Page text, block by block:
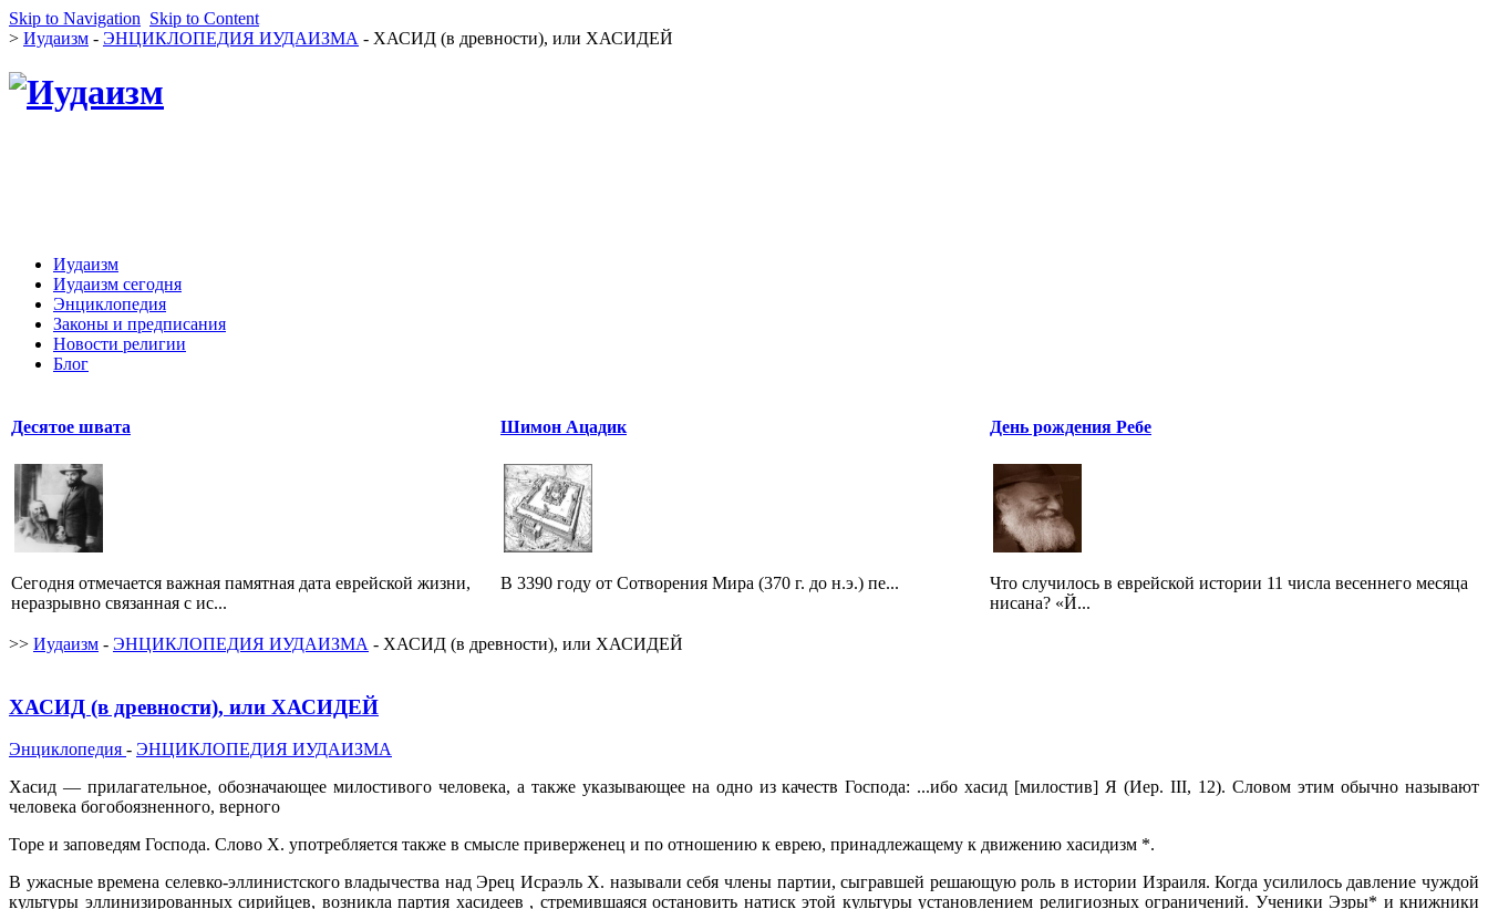
Skip to Navigation Skip to Content
> Иудаизм - ЭНЦИКЛОПЕДИЯ ИУДАИЗМА - ХАСИД (в древности), или ХАСИДЕЙ
Иудаизм
Иудаизм сегодня
Энциклопедия
Законы и предписания
Новости религии
Блог
Десятое швата
Сегодня отмечается важная памятная дата еврейской жизни,
неразрывно связанная с ис...
Шимон Ацадик
В 3390 году от Сотворения Мира (370 г. до н.э.) пе...
День рождения Ребе
Что случилось в еврейской истории 11 числа весеннего месяца
нисана? «Й...
>> Иудаизм - ЭНЦИКЛОПЕДИЯ ИУДАИЗМА - ХАСИД (в древности), или ХАСИДЕЙ
ХАСИД (в древности), или ХАСИДЕЙ
Энциклопедия - ЭНЦИКЛОПЕДИЯ ИУДАИЗМА
Хасид — прилагательное, обозначающее милостивого человека, а также указывающее на одно из качеств Господа: ...ибо хасид [милостив] Я (Иер. III, 12). Словом этим обычно называют
человека богобоязненного, верного
Торе и заповедям Господа. Слово X. употребляется также в смысле приверженец и по отношению к еврею, принадлежащему к движению хасидизм *.
В ужасные времена селевко-эллинистского владычества над Эрец Исраэль X. называли себя члены партии, сыгравшей решающую роль в истории Израиля. Когда усилилось давление чуждой
культуры эллинизированных сирийцев, возникла партия хасидеев , стремившаяся остановить натиск этой культуры установлением религиозных ограничений. Ученики Эзры* и книжники